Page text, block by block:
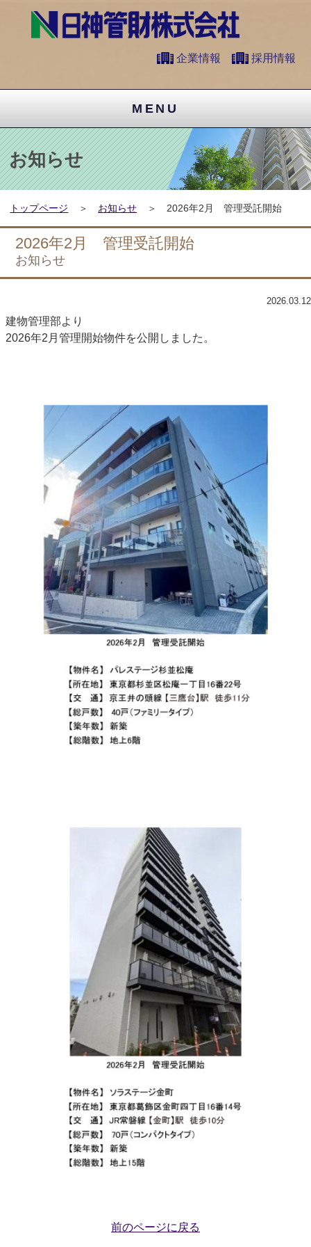
企業情報 採用情報
MENU
お知らせ
トップページ お知らせ 2026年2月 管理受託開始
2026年2月 管理受託開始
お知らせ
2026.03.12
建物管理部より
2026年2月管理開始物件を公開しました。
前のページに戻る